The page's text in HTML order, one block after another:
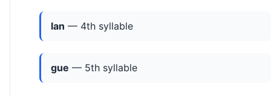
lan — 4th syllable
gue — 5th syllable